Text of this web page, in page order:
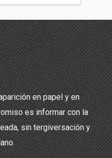
en papel y en
es informar con la
sin tergiversación y